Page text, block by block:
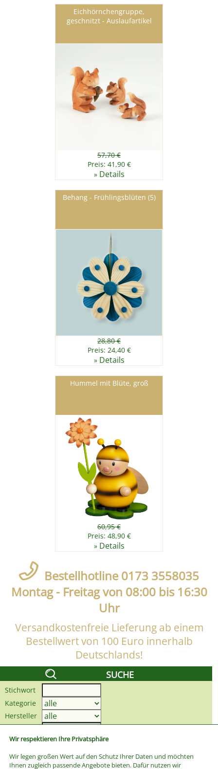
Wir respektieren Ihre Privatsphäre
Wir legen großen Wert auf den Schutz Ihrer Daten und möchten
Ihnen zugleich passende Angebote bieten. Dafür nutzen wir
Eichhörnchengruppe,
geschnitzt - Auslaufartikel
57,70 €
Preis: 41,90 €
» Details
Behang - Frühlingsblüten (5)
28,80 €
Preis: 24,40 €
» Details
Hummel mit Blüte, groß
60,95 €
Preis: 48,90 €
» Details
Bestellhotline 0173 3558035
Montag - Freitag von 08:00 bis 16:30
Uhr
Versandkostenfreie Lieferung ab einem
Bestellwert von 100 Euro innerhalb
Deutschlands!
SUCHE
Stichwort
Kategorie
Hersteller